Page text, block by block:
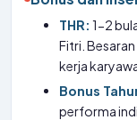
THR: 1-2
Fitri.
kerja
Bonus
performa